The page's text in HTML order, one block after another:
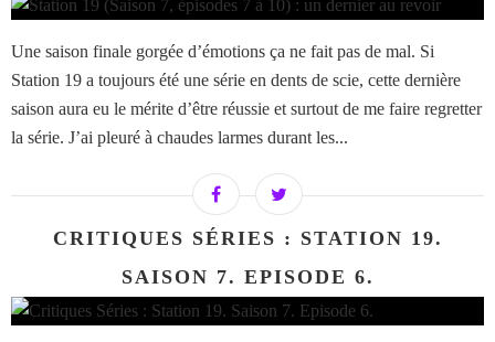
Une saison finale gorgée d’émotions ça ne fait pas de mal. Si
Station 19 a toujours été une série en dents de scie, cette dernière
saison aura eu le mérite d’être réussie et surtout de me faire regretter
la série. J’ai pleuré à chaudes larmes durant les...
CRITIQUES SÉRIES : STATION 19.
SAISON 7. EPISODE 6.